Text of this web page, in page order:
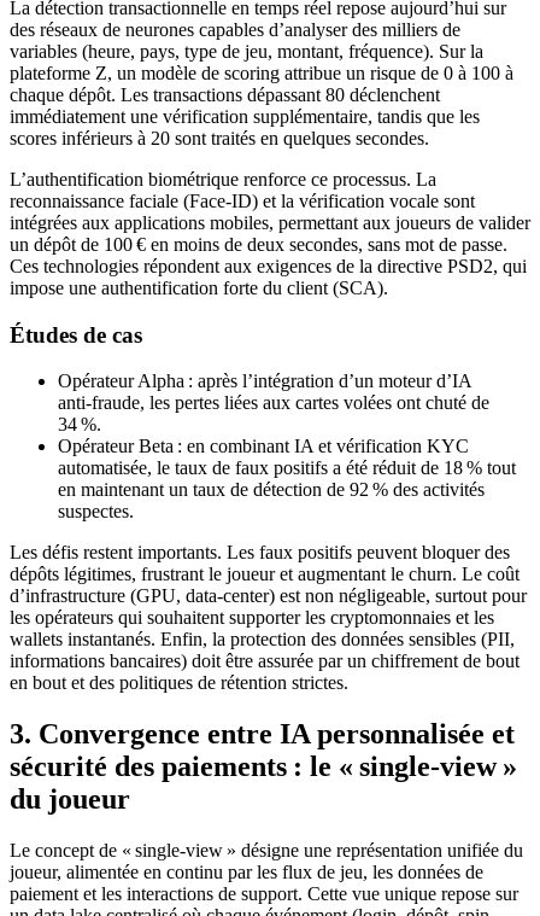
La détection transactionnelle en temps réel repose aujourd’hui sur
des réseaux de neurones capables d’analyser des milliers de
variables (heure, pays, type de jeu, montant, fréquence). Sur la
plateforme Z, un modèle de scoring attribue un risque de 0 à 100 à
chaque dépôt. Les transactions dépassant 80 déclenchent
immédiatement une vérification supplémentaire, tandis que les
scores inférieurs à 20 sont traités en quelques secondes.
L’authentification biométrique renforce ce processus. La
reconnaissance faciale (Face‑ID) et la vérification vocale sont
intégrées aux applications mobiles, permettant aux joueurs de valider
un dépôt de 100 € en moins de deux secondes, sans mot de passe.
Ces technologies répondent aux exigences de la directive PSD2, qui
impose une authentification forte du client (SCA).
Études de cas
Opérateur Alpha : après l’intégration d’un moteur d’IA
anti‑fraude, les pertes liées aux cartes volées ont chuté de
34 %.
Opérateur Beta : en combinant IA et vérification KYC
automatisée, le taux de faux positifs a été réduit de 18 % tout
en maintenant un taux de détection de 92 % des activités
suspectes.
Les défis restent importants. Les faux positifs peuvent bloquer des
dépôts légitimes, frustrant le joueur et augmentant le churn. Le coût
d’infrastructure (GPU, data‑center) est non négligeable, surtout pour
les opérateurs qui souhaitent supporter les cryptomonnaies et les
wallets instantanés. Enfin, la protection des données sensibles (PII,
informations bancaires) doit être assurée par un chiffrement de bout
en bout et des politiques de rétention strictes.
3. Convergence entre IA personnalisée et
sécurité des paiements : le « single‑view »
du joueur
Le concept de « single‑view » désigne une représentation unifiée du
joueur, alimentée en continu par les flux de jeu, les données de
paiement et les interactions de support. Cette vue unique repose sur